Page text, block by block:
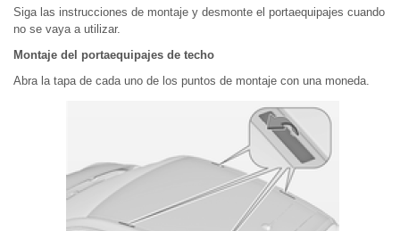
Siga las instrucciones de montaje y desmonte el portaequipajes cuando
no se vaya a utilizar.
Montaje del portaequipajes de techo
Abra la tapa de cada uno de los puntos de montaje con una moneda.